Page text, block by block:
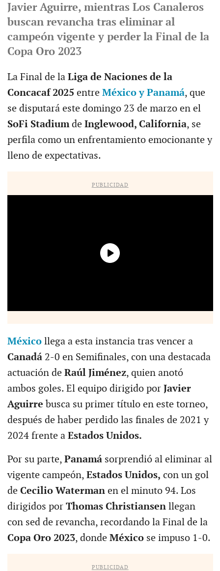
Javier Aguirre, mientras Los Canaleros
buscan revancha tras eliminar al
campeón vigente y perder la Final de la
Copa Oro 2023
La Final de la Liga de Naciones de la
Concacaf 2025 entre México y Panamá, que
se disputará este domingo 23 de marzo en el
SoFi Stadiumde Inglewood, California, se
perfila como un enfrentamiento emocionante y
lleno de expectativas.
PUBLICIDAD
México llega a esta instancia tras vencer a
Canadá 2-0 en Semifinales, con una destacada
actuación de Raúl Jiménez, quien anotó
ambos goles. El equipo dirigido por Javier
Aguirre busca su primer título en este torneo,
después de haber perdido las finales de 2021 y
2024 frente aEstados Unidos.
Por su parte, Panamá sorprendió al eliminar al
vigente campeón, Estados Unidos, con un gol
de Cecilio Watermanen el minuto 94. Los
dirigidos por Thomas Christiansenllegan
con sed de revancha, recordando la Final de la
Copa Oro 2023, donde México se impuso 1-0.
PUBLICIDAD